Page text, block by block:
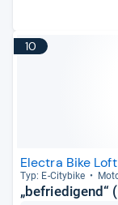
10
Electra Bike
Typ: E-​City­bike
„befriedigend“